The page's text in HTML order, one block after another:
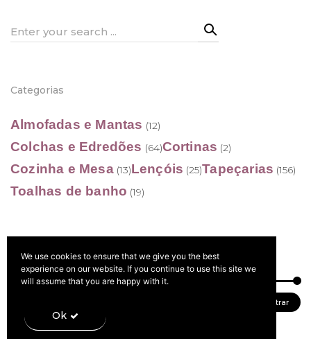
Search
Categorias
Almofadas e Mantas (12)
Colchas e Edredões (64)Cortinas (2)
Cozinha e Mesa (13)Lençóis (25)Tapeçarias (156)
Toalhas de banho (19)
Filtrar por preço
mínimo
máximo
Filtrar
We use cookies to ensure that we give you the best
experience on our website. If you continue to use this site we
will assume that you are happy with it.
Ok